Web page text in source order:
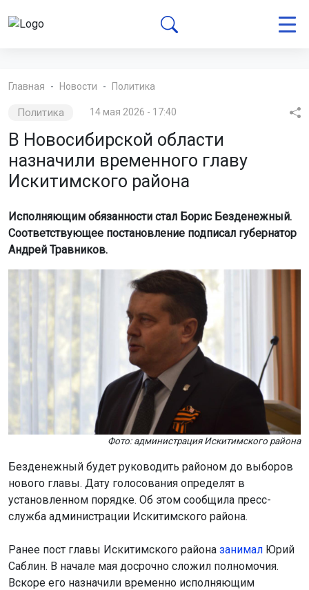
Главная Новости Политика
Политика 14 мая 2026 - 17:40
В Новосибирской области
назначили временного главу
Искитимского района
Исполняющим обязанности стал Борис Безденежный.
Соответствующее постановление подписал губернатор
Андрей Травников.
Фото: администрация Искитимского района
Безденежный будет руководить районом до выборов
нового главы. Дату голосования определят в
установленном порядке. Об этом сообщила пресс-
служба администрации Искитимского района.
Ранее пост главы Искитимского района занимал Юрий
Саблин. В начале мая досрочно сложил полномочия.
Вскоре его назначили временно исполняющим